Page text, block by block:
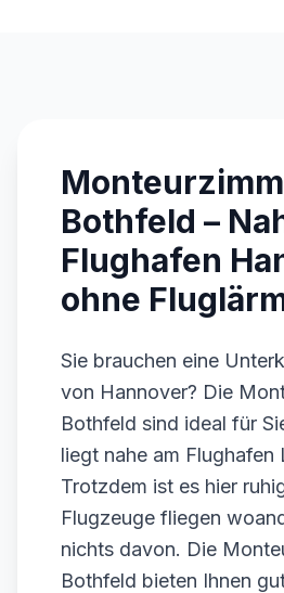
Bothfeld –
Flughafen
ohne
Sie brauchen eine
von Hannover? Die
Bothfeld sind ideal für
liegt nahe am Flughafen
Trotzdem ist es hier
Flugzeuge fliegen
nichts davon. Die
Bothfeld bieten Ihnen